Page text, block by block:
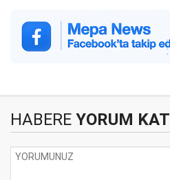
HABERE YORUM KAT